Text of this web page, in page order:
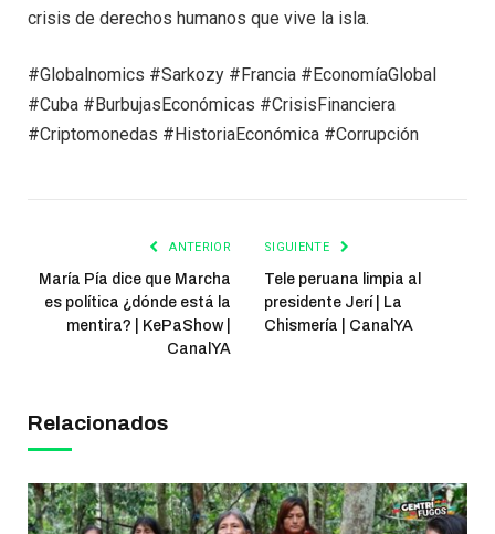
crisis de derechos humanos que vive la isla.
#Globalnomics #Sarkozy #Francia #EconomíaGlobal
#Cuba #BurbujasEconómicas #CrisisFinanciera
#Criptomonedas #HistoriaEconómica #Corrupción
ANTERIOR
María Pía dice que Marcha
es política ¿dónde está la
mentira? | KePaShow |
CanalYA
SIGUIENTE
Tele peruana limpia al
presidente Jerí | La
Chismería | CanalYA
Relacionados